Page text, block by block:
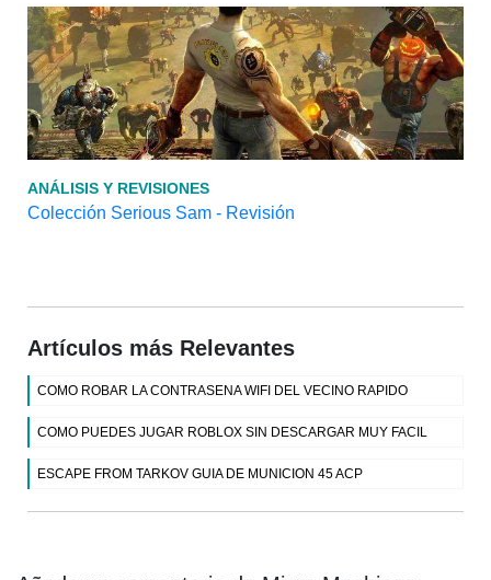
ANÁLISIS Y REVISIONES
Colección Serious Sam - Revisión
Artículos más Relevantes
COMO ROBAR LA CONTRASENA WIFI DEL VECINO RAPIDO
COMO PUEDES JUGAR ROBLOX SIN DESCARGAR MUY FACIL
ESCAPE FROM TARKOV GUIA DE MUNICION 45 ACP